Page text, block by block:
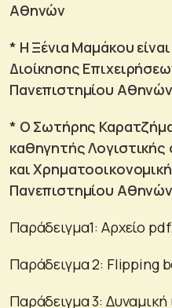
Αθηνών
* Η Ξένια Μαμάκου
Διοίκησης
Πανεπιστημίου Αθηνών
* Ο Σωτήρης
καθηγητής
και
Πανεπιστημίου Αθηνών
Παράδειγμα1: Αρχείο
Παράδειγμα 2: Flipping
Παράδειγμα 3: Δυναμική